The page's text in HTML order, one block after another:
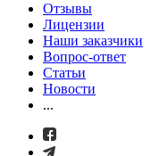
Отзывы
Лицензии
Наши заказчики
Вопрос-ответ
Статьи
Новости
...